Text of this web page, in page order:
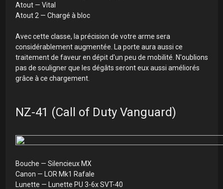
Atout — Vital
Atout 2 — Chargé à bloc
Avec cette classe, la précision de votre arme sera
considérablement augmentée. La porte aura aussi ce
traitement de faveur en dépit d'un peu de mobilité. N'oublions
pas de souligner que les dégâts seront eux aussi améliorés
grâce à ce chargement.
NZ-41 (Call of Duty Vanguard)
Bouche — Silencieux MX
Canon — LOR Mk1 Rafale
Lunette — Lunette PU 3-6x SVT-40